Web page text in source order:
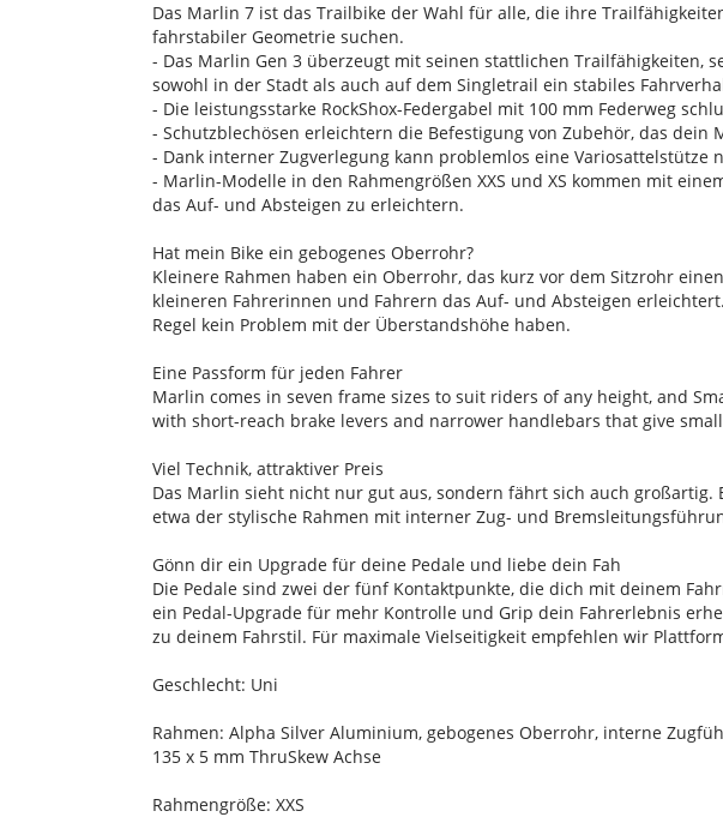
Das Marlin 7 ist das Trailbike der Wahl für alle, die ihre
fahrstabiler Geometrie suchen.
- Das Marlin Gen 3 überzeugt mit seinen stattlichen Trailfähigkeiten,
sowohl in der Stadt als auch auf dem Singletrail ein stabiles
- Die leistungsstarke RockShox-Federgabel mit 100 mm Federweg
- Schutzblechösen erleichtern die Befestigung von Zubehör, das
- Dank interner Zugverlegung kann problemlos eine
- Marlin-Modelle in den Rahmengrößen XXS und XS kommen mit
das Auf- und Absteigen zu erleichtern.
Hat mein Bike ein gebogenes Oberrohr?
Kleinere Rahmen haben ein Oberrohr, das kurz vor dem Sitzrohr
kleineren Fahrerinnen und Fahrern das Auf- und Absteigen
Regel kein Problem mit der Überstandshöhe haben.
Eine Passform für jeden Fahrer
Marlin comes in seven frame sizes to suit riders of any height, and
with short-reach brake levers and narrower handlebars that give
Viel Technik, attraktiver Preis
Das Marlin sieht nicht nur gut aus, sondern fährt sich auch
etwa der stylische Rahmen mit interner Zug- und
Gönn dir ein Upgrade für deine Pedale und liebe dein Fah
Die Pedale sind zwei der fünf Kontaktpunkte, die dich mit deinem
ein Pedal-Upgrade für mehr Kontrolle und Grip dein Fahrerlebnis
zu deinem Fahrstil. Für maximale Vielseitigkeit empfehlen wir
Geschlecht: Uni
Rahmen: Alpha Silver Aluminium, gebogenes Oberrohr, interne
135 x 5 mm ThruSkew Achse
Rahmengröße: XXS